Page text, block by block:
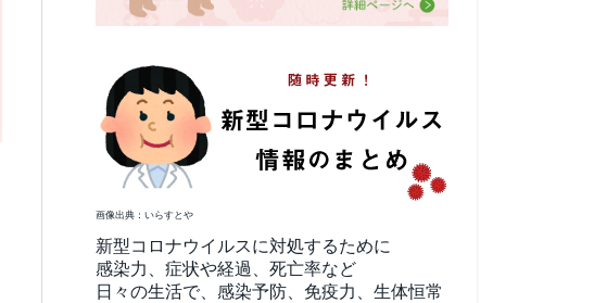
画像出典：いらすとや
新型コロナウイルスに対処するために
感染力、症状や経過、死亡率など
日々の生活で、感染予防、免疫力、生体恒常